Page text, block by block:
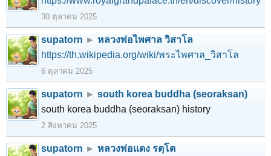
30 ตุลาคม 2025
supatorn ► หลวงพ่อไพศาล วิสาโล
https://th.wikipedia.org/wiki/พระไพศาล_วิสาโล
6 ตุลาคม 2025
supatorn ► south korea buddha (seoraksan)
south korea buddha (seoraksan) history
2 สิงหาคม 2025
supatorn ► หลวงพ่อแดง รตฺโต